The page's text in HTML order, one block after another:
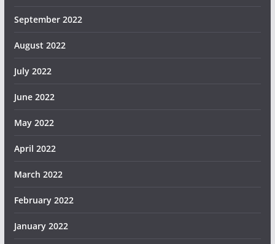
September 2022
August 2022
July 2022
June 2022
May 2022
April 2022
March 2022
February 2022
January 2022